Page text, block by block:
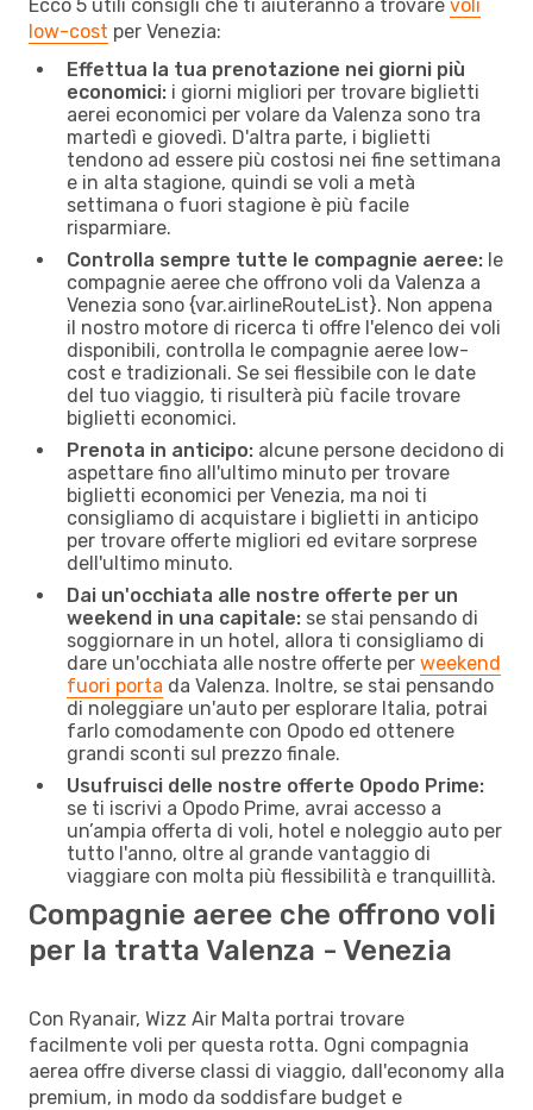
Ecco 5 utili consigli che ti aiuteranno a trovare voli
low-cost per Venezia:
Effettua la tua prenotazione nei giorni più
economici: i giorni migliori per trovare biglietti
aerei economici per volare da Valenza sono tra
martedì e giovedì. D'altra parte, i biglietti
tendono ad essere più costosi nei fine settimana
e in alta stagione, quindi se voli a metà
settimana o fuori stagione è più facile
risparmiare.
Controlla sempre tutte le compagnie aeree: le
compagnie aeree che offrono voli da Valenza a
Venezia sono {​var.airlineRouteList}. Non appena
il nostro motore di ricerca ti offre l'elenco dei voli
disponibili, controlla le compagnie aeree low-
cost e tradizionali. Se sei flessibile con le date
del tuo viaggio, ti risulterà più facile trovare
biglietti economici.
Prenota in anticipo: alcune persone decidono di
aspettare fino all'ultimo minuto per trovare
biglietti economici per Venezia, ma noi ti
consigliamo di acquistare i biglietti in anticipo
per trovare offerte migliori ed evitare sorprese
dell'ultimo minuto.
Dai un'occhiata alle nostre offerte per un
weekend in una capitale: se stai pensando di
soggiornare in un hotel, allora ti consigliamo di
dare un'occhiata alle nostre offerte per weekend
fuori porta da Valenza. Inoltre, se stai pensando
di noleggiare un'auto per esplorare Italia, potrai
farlo comodamente con Opodo ed ottenere
grandi sconti sul prezzo finale.
Usufruisci delle nostre offerte Opodo Prime:
se ti iscrivi a Opodo Prime, avrai accesso a
un’ampia offerta di voli, hotel e noleggio auto per
tutto l'anno, oltre al grande vantaggio di
viaggiare con molta più flessibilità e tranquillità.
Compagnie aeree che offrono voli
per la tratta Valenza - Venezia
Con Ryanair, Wizz Air Malta portrai trovare
facilmente voli per questa rotta. Ogni compagnia
aerea offre diverse classi di viaggio, dall'economy alla
premium, in modo da soddisfare budget e